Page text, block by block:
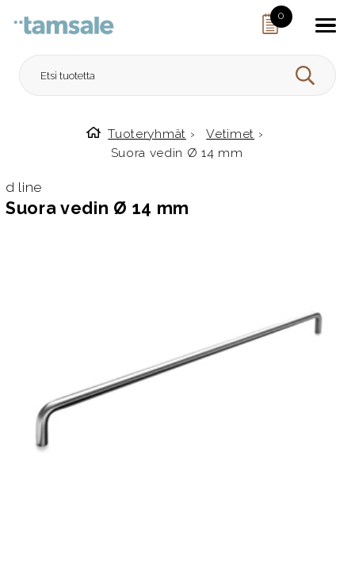
0
HAE
Etusivulle
Tuoteryhmät › Vetimet ›
Suora vedin Ø 14 mm
d line
Suora vedin Ø 14 mm